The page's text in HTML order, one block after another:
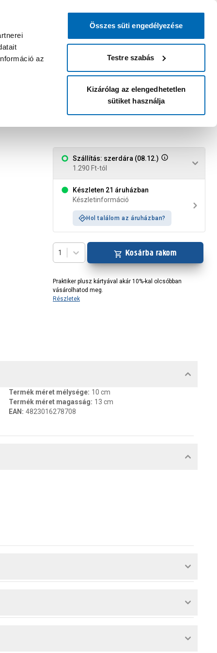
az
Összes süti engedélyezése
Testre szabás
Kizárólag az elengedhetetlen
sütiket használja
bejelentkezni?
Belépés Listáim
Áruházak és szolgáltatások
125mm
Szállítás: szerdára (08.12.)
1.290 Ft-tól
Készleten 21 áruházban
Készletinformáció
Hol találom az áruházban?
1 Kosárba rakom
Praktiker plusz kártyával akár 10%-kal olcsóbban
vásárolhatod meg.
Részletek
Termék méret mélysége: 10 cm
Termék méret magasság: 13 cm
EAN : 4823016278708